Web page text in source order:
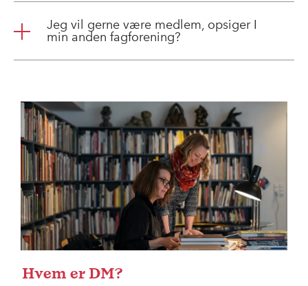
Jeg vil gerne være medlem, opsiger I
min anden fagforening?
Hvem er DM?